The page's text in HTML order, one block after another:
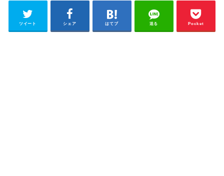
ツイート シェア はてブ 送る Pocket